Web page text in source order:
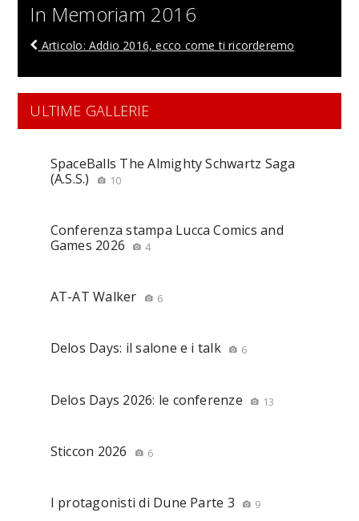
In Memoriam 2016
Articolo: Addio 2016, ecco come ti ricorderemo
ULTIME GALLERIE
SpaceBalls The Almighty Schwartz Saga
(A.S.S.)
10
Conferenza stampa Lucca Comics and
Games 2026
4
AT-AT Walker 6
Delos Days: il salone e i talk 6
Delos Days 2026: le conferenze 13
Sticcon 2026 6
I protagonisti di Dune Parte 3 9